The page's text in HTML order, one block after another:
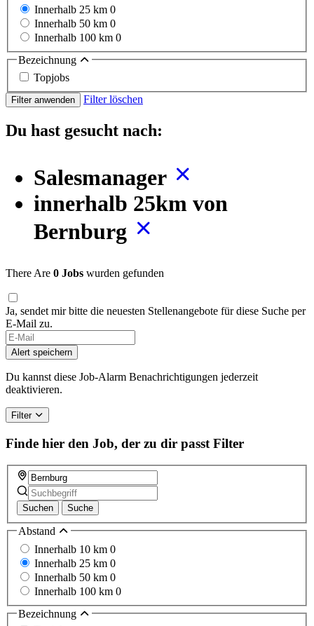
Innerhalb 25 km 0
Innerhalb 50 km 0
Innerhalb 100 km 0
Bezeichnung
Topjobs
Filter anwenden Filter löschen
Du hast gesucht nach:
Salesmanager
innerhalb 25km von
Bernburg
There Are 0 Jobs wurden gefunden
Ja, sendet mir bitte die neuesten Stellenangebote für diese Suche per
E-Mail zu.
Alert speichern
Du kannst diese Job-Alarm Benachrichtigungen jederzeit
deaktivieren.
Filter
Finde hier den Job, der zu dir passt Filter
Suchen Suche
Abstand
Innerhalb 10 km 0
Innerhalb 25 km 0
Innerhalb 50 km 0
Innerhalb 100 km 0
Bezeichnung